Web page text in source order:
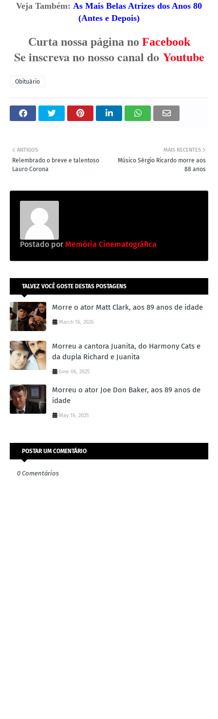
Veja Também: As Mais Belas Atrizes dos Anos 80
(Antes e Depois)
Curta nossa página no Facebook
Se inscreva no nosso canal do Youtube
Obituário
MAIS RECENTES
Músico Sérgio Ricardo morre aos
88 anos
ANTIGOS
Relembrado o breve e talentoso
Lauro Corona
Postado por Memória Cinematográfica
TALVEZ VOCÊ GOSTE DESTAS POSTAGENS
Morre o ator Matt Clark, aos 89 anos de idade
March 16, 2026
Morreu a cantora Juanita, do Harmony Cats e
da dupla Richard e Juanita
June 06, 2025
Morreu o ator Joe Don Baker, aos 89 anos de
idade
May 16, 2025
POSTAR UM COMENTÁRIO
0 Comentários